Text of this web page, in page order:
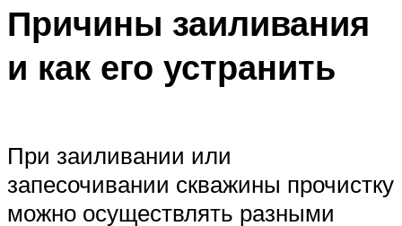
Причины заиливания
и как его устранить
При заиливании или
запесочивании скважины прочистку
можно осуществлять разными